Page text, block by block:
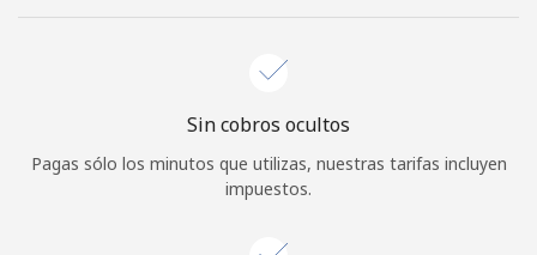
Sin cobros ocultos
Pagas sólo los minutos que utilizas, nuestras tarifas incluyen
impuestos.